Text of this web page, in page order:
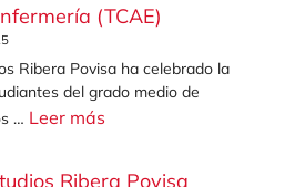
(TCAE)
Ribera Povisa ha celebrado la
del grado medio de
… Leer más
Ribera Povisa